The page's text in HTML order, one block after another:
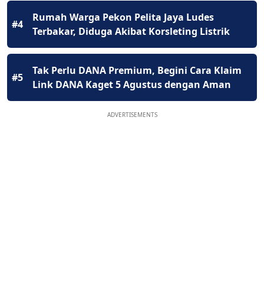
#4
Rumah Warga Pekon Pelita Jaya Ludes
Terbakar, Diduga Akibat Korsleting Listrik
#5
Tak Perlu DANA Premium, Begini Cara Klaim
Link DANA Kaget 5 Agustus dengan Aman
ADVERTISEMENTS